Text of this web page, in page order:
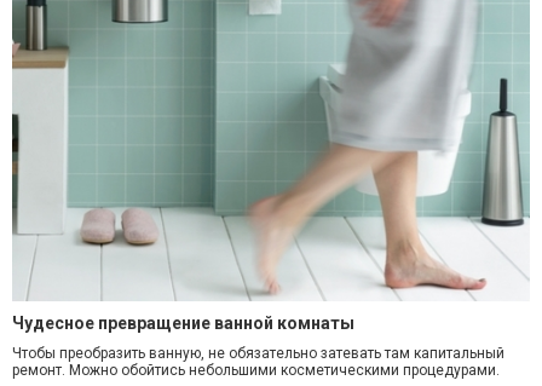
Чудесное превращение ванной комнаты
Чтобы преобразить ванную, не обязательно затевать там капитальный
ремонт. Можно обойтись небольшими косметическими процедурами.